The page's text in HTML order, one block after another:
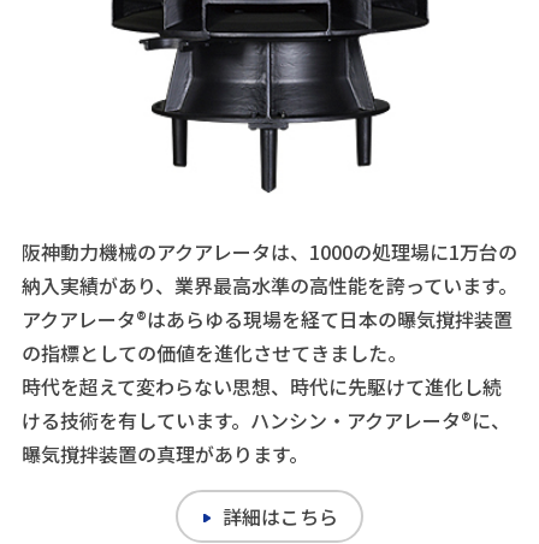
阪神動力機械のアクアレータは、1000の処理場に1万台の
納入実績があり、業界最高水準の高性能を誇っています。
アクアレータ®はあらゆる現場を経て日本の曝気撹拌装置
の指標としての価値を進化させてきました。
時代を超えて変わらない思想、時代に先駆けて進化し続
ける技術を有しています。ハンシン・アクアレータ®に、
曝気撹拌装置の真理があります。
詳細はこちら